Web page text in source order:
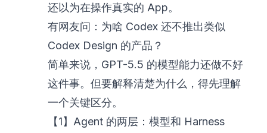
还以为在操作真实的 App。
有网友问：为啥 Codex 还不推出类似
Codex Design 的产品？
简单来说，GPT-5.5 的模型能力还做不好
这件事。但要解释清楚为什么，得先理解
一个关键区分。
【1】Agent 的两层：模型和 Harness